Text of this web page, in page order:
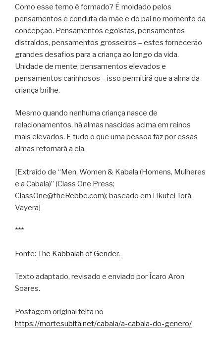
Como esse terno é formado? É moldado pelos
pensamentos e conduta da mãe e do pai no momento da
concepção. Pensamentos egoístas, pensamentos
distraídos, pensamentos grosseiros – estes fornecerão
grandes desafios para a criança ao longo da vida.
Unidade de mente, pensamentos elevados e
pensamentos carinhosos – isso permitirá que a alma da
criança brilhe.
Mesmo quando nenhuma criança nasce de
relacionamentos, há almas nascidas acima em reinos
mais elevados. E tudo o que uma pessoa faz por essas
almas retornará a ela.
[Extraído de “Men, Women & Kabala (Homens, Mulheres
e a Cabala)” (Class One Press;
ClassOne@theRebbe.com); baseado em Likutei Torá,
Vayera]
***
Fonte: The Kabbalah of Gender.
Texto adaptado, revisado e enviado por Ícaro Aron
Soares.
Postagem original feita no
https://mortesubita.net/cabala/a-cabala-do-genero/